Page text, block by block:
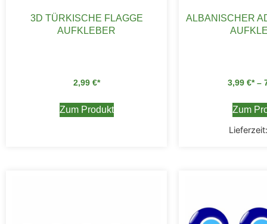
3D TÜRKISCHE FLAGGE
AUFKLEBER
2,99 €
Zum Produkt
ALBANISCHER
3,99 € –
Zum